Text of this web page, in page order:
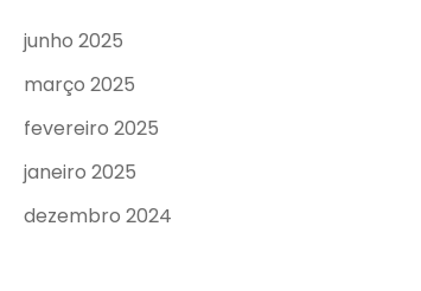
junho 2025
março 2025
fevereiro 2025
janeiro 2025
dezembro 2024